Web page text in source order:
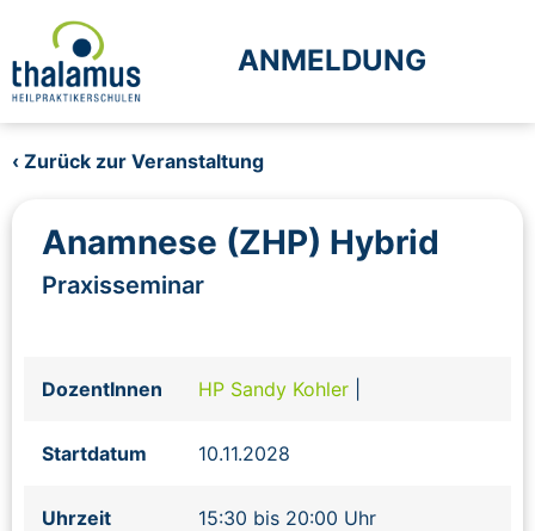
ANMELDUNG
‹ Zurück zur Veranstaltung
Anamnese (ZHP) Hybrid
Praxisseminar
DozentInnen HP Sandy Kohler
Startdatum 10.11.2028
Uhrzeit 15:30 bis 20:00 Uhr